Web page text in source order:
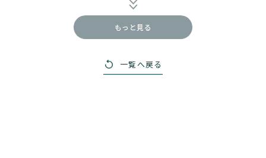
もっと見る
一覧へ戻る